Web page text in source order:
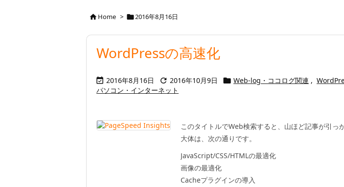
Home > 2016年8月16日
WordPressの高速化
 2016年8月16日  2016年10月9日  Web-log・ココログ関連 ,
パソコン・インターネット
このタイトルでWeb検索すると、山ほど記事が引っ
大体は、次の通りです。
JavaScript/CSS/HTMLの最適化
画像の最適化
Cacheプラグインの導入